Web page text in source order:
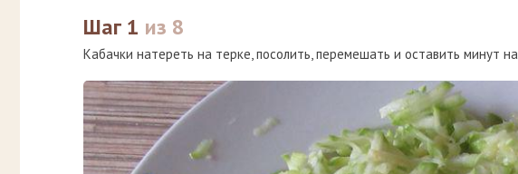
Шаг 1 из 8
Кабачки натереть на терке, посолить, перемешать и оставить минут